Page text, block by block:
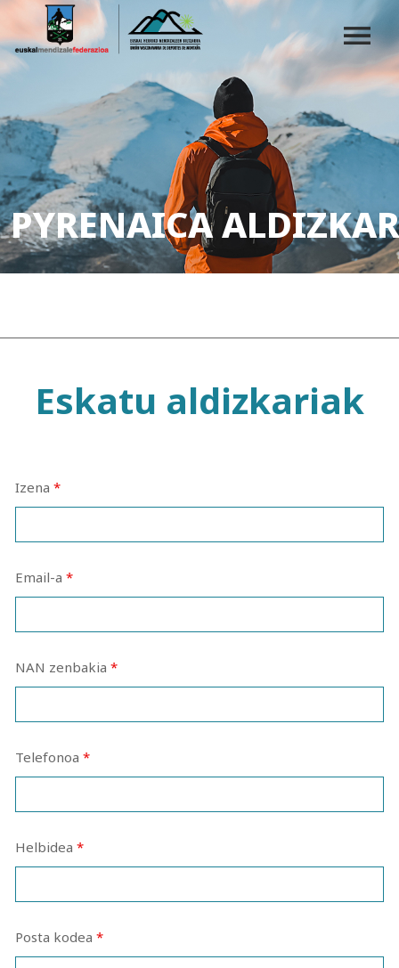
PYRENAICA
Eskatu aldizkariak
Izena *
Email-a *
NAN zenbakia *
Telefonoa *
Helbidea *
Posta kodea *